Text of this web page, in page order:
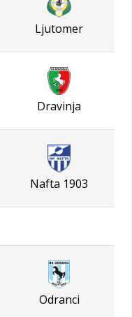
Ljutomer
Dravinja
Nafta 1903
Odranci